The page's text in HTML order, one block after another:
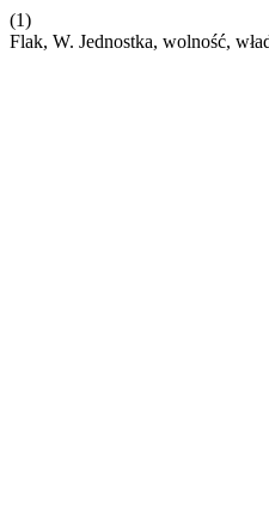
(1)
Flak, W. Jednostka, wolność,